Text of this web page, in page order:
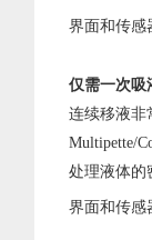
界面和传感
仅需一次吸
连续移液非
Multipette/
处理液体的
界面和传感